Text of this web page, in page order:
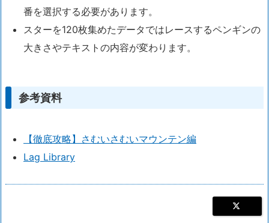
番を選択する必要があります。
スターを120枚集めたデータではレースするペンギンの
大きさやテキストの内容が変わります。
参考資料
【徹底攻略】さむいさむいマウンテン編
Lag Library